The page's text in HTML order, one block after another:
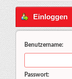
Einloggen
Benutzername:
Passwort: